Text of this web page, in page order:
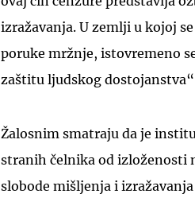
izražavanja. U zemlji u kojoj
poruke mržnje, istovremeno
zaštitu ljudskog
Žalosnim smatraju da je
stranih čelnika od izloženosti
slobode mišljenja i